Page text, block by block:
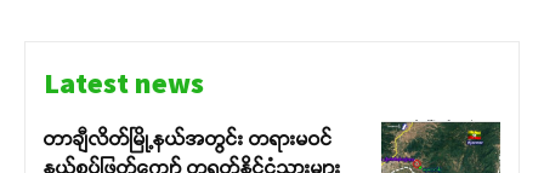
Latest news
တာချီလိတ်မြို့နယ်အတွင်း တရားမဝင်
နယ်စပ်ဖြတ်ကျော် တရုတ်နိုင်ငံသားများ